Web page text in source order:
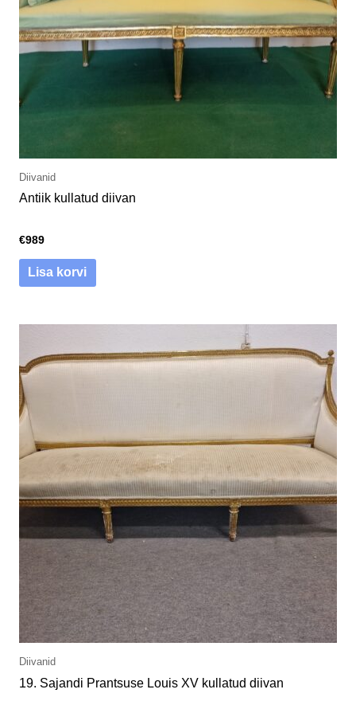
Diivanid
Antiik kullatud diivan
€989
Lisa korvi
Diivanid
19. Sajandi Prantsuse Louis XV kullatud diivan